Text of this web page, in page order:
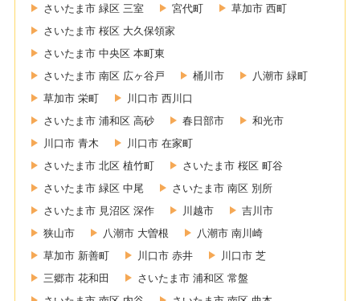
さいたま市 緑区 三室
宮代町
草加市 西町
さいたま市 桜区 大久保領家
さいたま市 中央区 本町東
さいたま市 南区 広ヶ谷戸
桶川市
八潮市 緑町
草加市 栄町
川口市 西川口
さいたま市 浦和区 高砂
春日部市
和光市
川口市 青木
川口市 在家町
さいたま市 北区 植竹町
さいたま市 桜区 町谷
さいたま市 緑区 中尾
さいたま市 南区 別所
さいたま市 見沼区 深作
川越市
吉川市
狭山市
八潮市 大曽根
八潮市 南川崎
草加市 新善町
川口市 赤井
川口市 芝
三郷市 花和田
さいたま市 浦和区 常盤